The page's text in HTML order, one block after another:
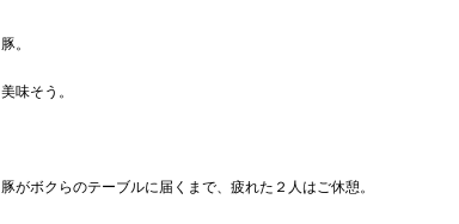
豚。
美味そう。
豚がボクらのテーブルに届くまで、疲れた２人はご休憩。